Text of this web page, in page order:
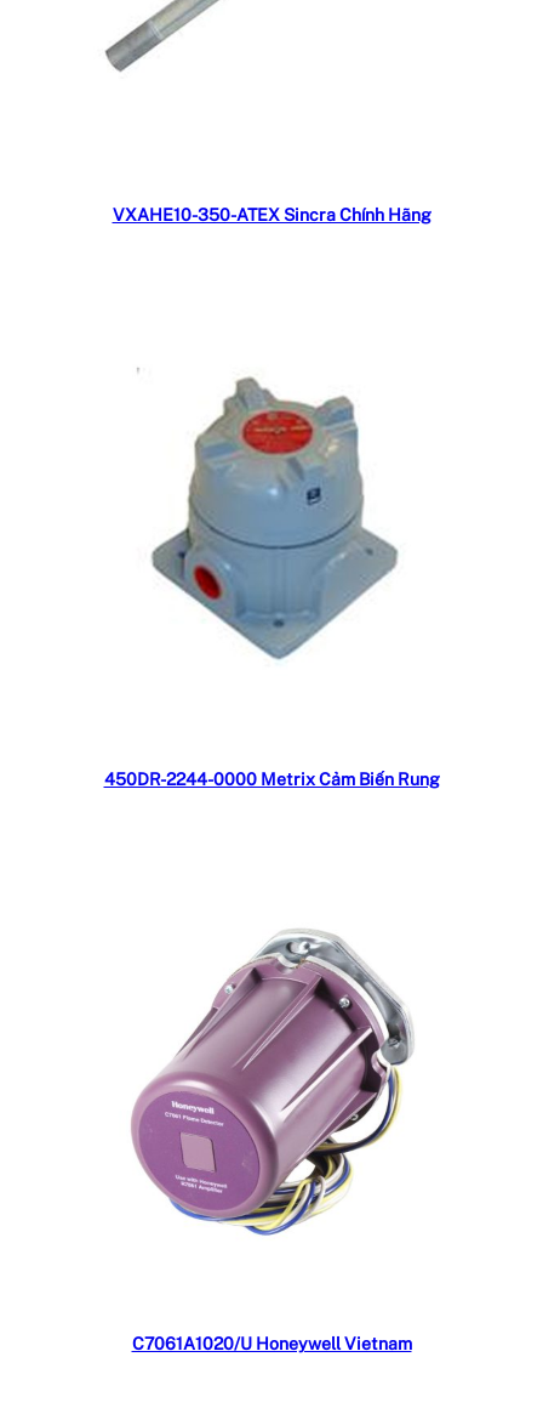
Đọc tiếp
VXAHE10-350-ATEX Sincra Chính Hãng
Đọc tiếp
450DR-2244-0000 Metrix Cảm Biến Rung
Đọc tiếp
C7061A1020/U Honeywell Vietnam